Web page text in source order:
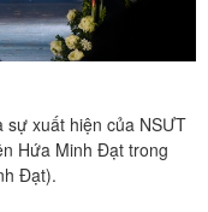
sự xuất hiện của NSƯT
Hứa Minh Đạt trong
Đạt).